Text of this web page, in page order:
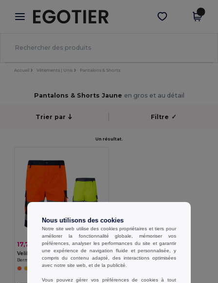
× Appli Egotier
Meilleurs prix sur l’app !
Obtenir l'appli
Accueil Vêtements | Unis Pantalons & Shorts
Pantalons & Shorts Jaune en gros et au détail
Trier par Filtre ✓
Un résultat.
17,74 € 27,30 € -35%
Velilla 36089
Bermuda bicolore multi-poches (210g/m²), en coton (20%) et polyester (80%)
Nous utilisons des cookies
Notre site web utilise des cookies propriétaires et tiers pour
améliorer la fonctionnalité globale, mémoriser vos
préférences, analyser les performances du site et garantir
une expérience de navigation fluide et personnalisée, y
compris du contenu adapté, des interactions optimisées
avec notre site web, et de la publicité.
Vous pouvez gérer vos préférences de cookies à tout